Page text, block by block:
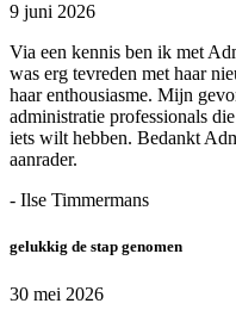
9 juni 2026
Via een kennis ben ik met
was erg tevreden met haar
haar enthousiasme. Mijn
administratie professionals
iets wilt hebben. Bedankt
aanrader.
- Ilse Timmermans
gelukkig de stap genomen
30 mei 2026